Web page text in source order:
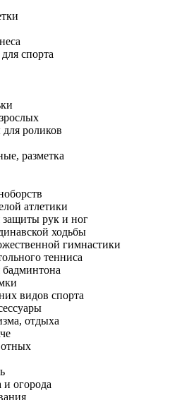
спорта
роликов
разметка
атлетики
защиты рук и ног
ходьбы
гимнастики
тенниса
бадминтона
видов спорта
отдыха
и огорода